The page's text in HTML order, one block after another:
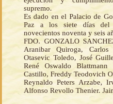
supremo.
Es dado en el Palacio de
Paz a los siete días
novecientos noventa y seis
FDO. GONZALO
Aranibar Quiroga, Carlos
Otasevic Toledo, José
René Oswaldo Blattmann
Castillo, Freddy Teodovich
Reynaldo Peters Arzabe,
Alfonso Revollo Thenier.